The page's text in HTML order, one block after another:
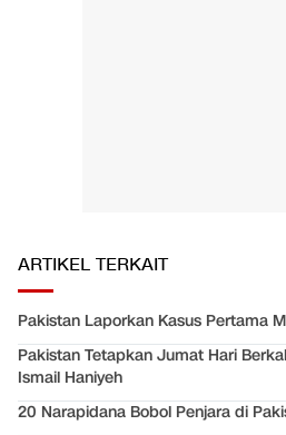
ARTIKEL TERKAIT
Pakistan Laporkan Kasus Pertama
Pakistan Tetapkan Jumat Hari
Ismail Haniyeh
20 Narapidana Bobol Penjara di